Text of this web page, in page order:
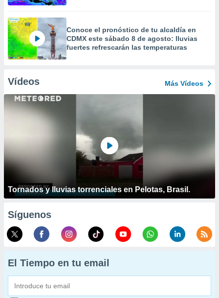
Conoce el pronóstico de tu alcaldía en
CDMX este sábado 8 de agosto: lluvias
fuertes refrescarán las temperaturas
Vídeos Más Vídeos
Tornados y lluvias torrenciales en Pelotas, Brasil.
Síguenos
El Tiempo en tu email